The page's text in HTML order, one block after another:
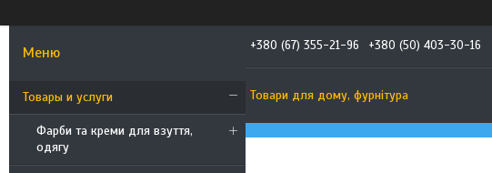
Товары и услуги
Фарби та креми для взуття,
одягу
+380 (67) 355-21-96 +380 (50) 403-30-16
Товари для дому, фурнітура